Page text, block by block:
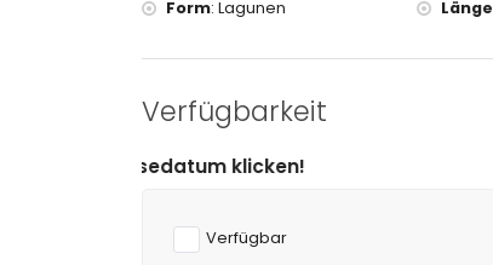
Form: Lagunen Länge
Verfügbarkeit
Verfügbar